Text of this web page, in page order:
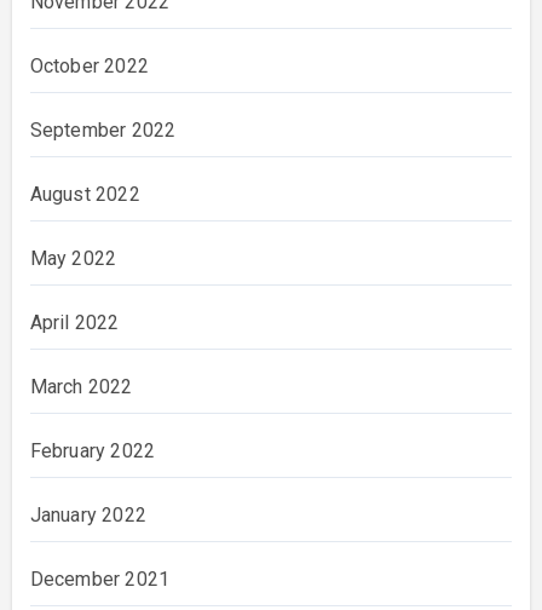
October 2022
September 2022
August 2022
May 2022
April 2022
March 2022
February 2022
January 2022
December 2021